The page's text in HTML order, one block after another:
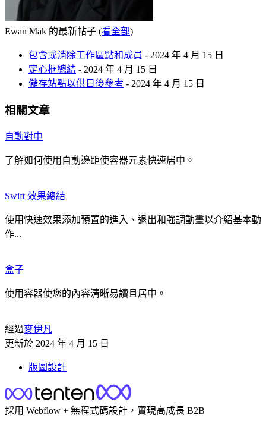
Ewan Mak 的最新帖子 (看全部)
包含或消除工作區點和成員 - 2024 年 4 月 15 日
定心框總結 - 2024 年 4 月 15 日
儲存站點以供日後參考 - 2024 年 4 月 15 日
相關文章
自動對中
了解如何使用自動邊距使容器元素快速居中。
Swift 效果總結
使用快速效果添加預置的進入、退出和強調動畫以介紹基本動
作...
盒子
使用容器使您的內容清晰易讀且居中。
經過麥伊凡
更新於 2024 年 4 月 15 日
版圖設計
採用 Webflow + 無程式碼設計，實現高成長 B2B